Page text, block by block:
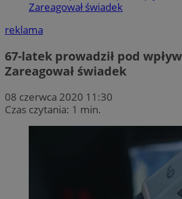
Zareagował świadek
reklama
67-latek prowadził pod
Zareagował świadek
08 czerwca 2020 11:30
Czas czytania: 1 min.